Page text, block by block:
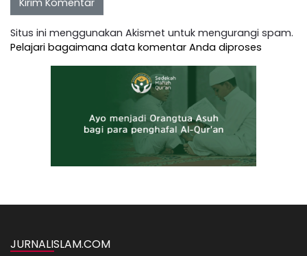
Situs ini menggunakan Akismet untuk mengurangi spam.
Pelajari bagaimana data komentar Anda diproses
JURNALISLAM.COM